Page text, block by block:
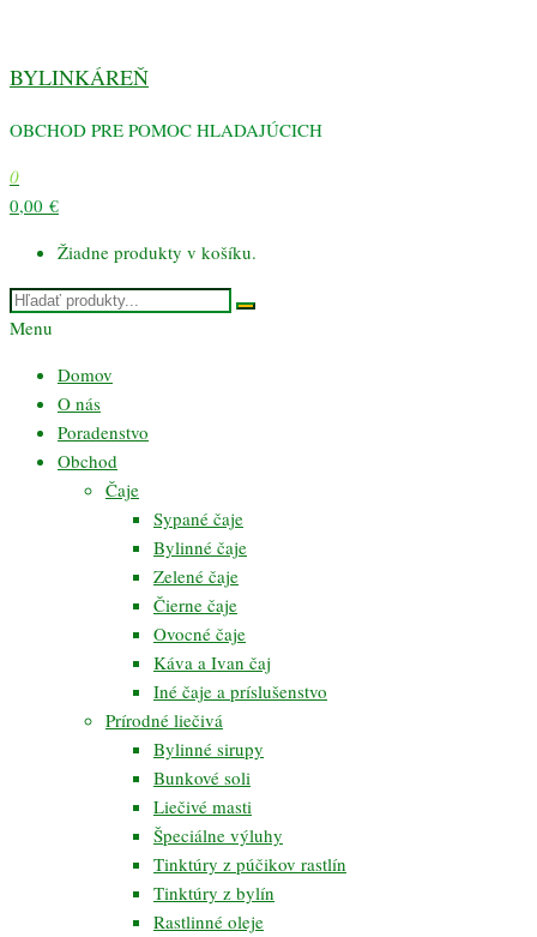
obsah
BYLINKÁREŇ
OBCHOD PRE POMOC HLADAJÚCICH
0
0,00 €
Žiadne produkty v košíku.
Menu
Domov
O nás
Poradenstvo
Obchod
Čaje
Sypané čaje
Bylinné čaje
Zelené čaje
Čierne čaje
Ovocné čaje
Káva a Ivan čaj
Iné čaje a príslušenstvo
Prírodné liečivá
Bylinné sirupy
Bunkové soli
Liečivé masti
Špeciálne výluhy
Tinktúry z púčikov rastlín
Tinktúry z bylín
Rastlinné oleje